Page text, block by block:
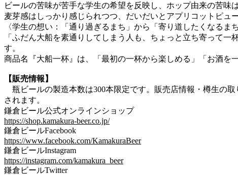
ビールの苦味が苦手な学生の希望を反映し、ホップ由来の苦味
麦芽感はしっかり感じられつつ、だいだいとアプリコットピュ
〈学生の想い：「通り過ぎるまち」から「寄り道したくなるまち
「ふだん大船を素通りしてしまう人も、ちょっと立ち寄って
す。
商品名『大船一杯』は、「最初の一杯から楽しめる」「お酒を
【販売情報】
瓶ビールの製造本数は300本限定です。販売店情報・樽生の
されます。
鎌倉ビール公式オンラインショップ
https://shop.kamakura-beer.co.jp/
鎌倉ビールFacebook
https://www.facebook.com/KamakuraBeer
鎌倉ビールInstagram
https://instagram.com/kamakura_beer
鎌倉ビールTwitter